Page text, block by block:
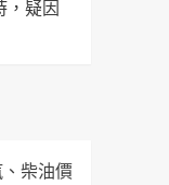
，疑因
柴油價